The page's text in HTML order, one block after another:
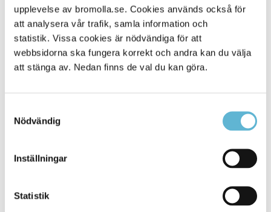
upplevelse av bromolla.se. Cookies används också för
att analysera vår trafik, samla information och
statistik. Vissa cookies är nödvändiga för att
webbsidorna ska fungera korrekt och andra kan du välja
att stänga av. Nedan finns de val du kan göra.
Nödvändig
Inställningar
Statistik
Alla platser
KONTAKT
Besöksadress
Box 18, 295 21 Bromölla